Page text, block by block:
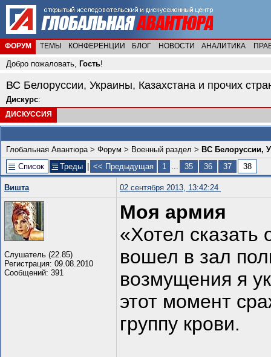
ФОРУМ ТЕМЫ КОНФЕРЕНЦИИ БЛОГ НОВОСТИ АНАЛИТИКА
Добро пожаловать, Гость!
ВС Белоруссии, Украины, Казахстана и прочих
Дискурс:
ДИСКУССИЯ
Глобальная Авантюра> Форум > Военный раздел > ВС Белоруссии,
Список
Треды << Предыдущая 1 ... 35 36 37 38
Вишта 02 сентября 2013, 13:42:24
Слушатель (22.85)
Регистрация: 09.08.2010
Сообщений: 391
Моя армия
«Хотел
вошел в зал
возмущения я
этот момент
группу крови.